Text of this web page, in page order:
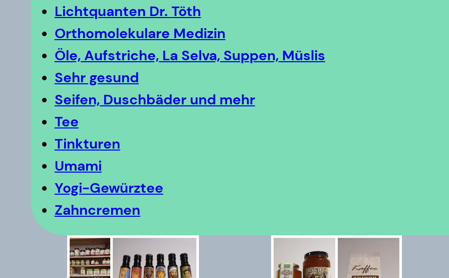
Lichtquanten Dr. Töth
Orthomolekulare Medizin
Öle, Aufstriche, La Selva, Suppen, Müslis
Sehr gesund
Seifen, Duschbäder und mehr
Tee
Tinkturen
Umami
Yogi-Gewürztee
Zahncremen